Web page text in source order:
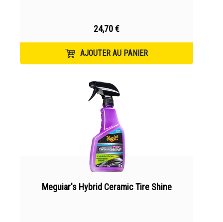
24,70 €
AJOUTER AU PANIER
Meguiar's Hybrid Ceramic Tire Shine